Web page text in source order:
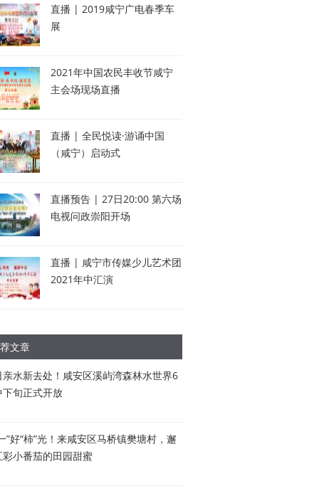
直播 | 2019咸宁广电春季车
展
2021年中国农民丰收节咸宁
主会场现场直播
直播 | 全民悦读·游诵中国
（咸宁）启动式
直播预告 | 27日20:00 第六场
电视问政崇阳开场
直播 | 咸宁市传媒少儿艺术团
2021年中汇演
文章
亲水新去处！咸安区溪屿湾森林水世界6
下旬正式开放
”好“柿”光！来咸安区马桥镇樊塘村，邂
彩小番茄的田园甜蜜